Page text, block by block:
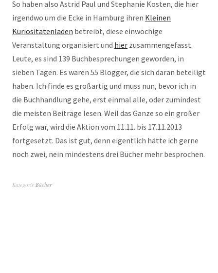
So haben also Astrid Paul und Stephanie Kosten, die hier
irgendwo um die Ecke in Hamburg ihren Kleinen
Kuriositätenladen betreibt, diese einwöchige
Veranstaltung organisiert und hier zusammengefasst.
Leute, es sind 139 Buchbesprechungen geworden, in
sieben Tagen. Es waren 55 Blogger, die sich daran beteiligt
haben. Ich finde es großartig und muss nun, bevor ich in
die Buchhandlung gehe, erst einmal alle, oder zumindest
die meisten Beiträge lesen. Weil das Ganze so ein großer
Erfolg war, wird die Aktion vom 11.11. bis 17.11.2013
fortgesetzt. Das ist gut, denn eigentlich hätte ich gerne
noch zwei, nein mindestens drei Bücher mehr besprochen.
Kategorie Bücher